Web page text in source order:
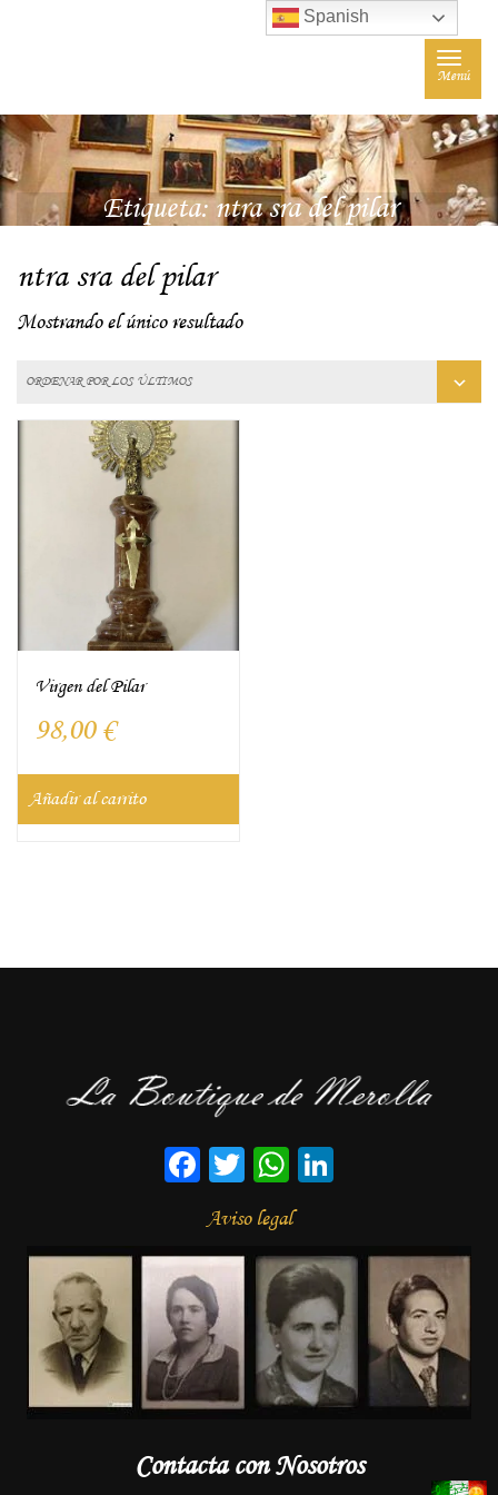
Toggle
Menú
Etiqueta:ntra sra del pilar
ntra sra del pilar
Mostrando el único resultado
Virgen del Pilar
98,00 €
Añadir al carrito
Facebook
TwitterWhatsApp
Aviso legal
Contacta con Nosotros
Spanish